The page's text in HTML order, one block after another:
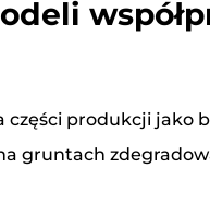
produkcji
gruntach